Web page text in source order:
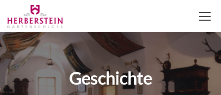
Geschichte